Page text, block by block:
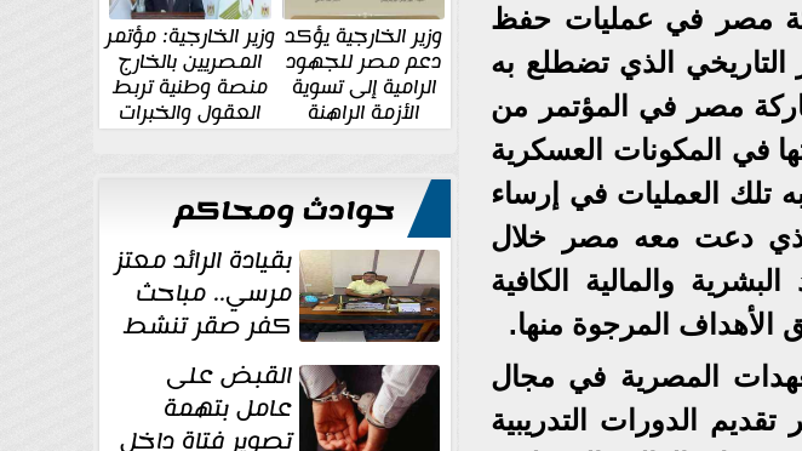
٦٥ عاماً على مشاركة مصر في عمليات حفظ
التاريخي الذي تضطلع به
مصر في المؤتمر من
في المكونات العسكرية
تلك العمليات في إرساء
الذي دعت معه مصر خلال
والمالية الكافية
الأهداف المرجوة منها.
المصرية في مجال
الدورات التدريبية
وزير الخارجية يؤكد
دعم مصر للجهود
الرامية إلى تسوية
الأزمة الراهنة
وزير الخارجية: مؤتمر
المصريين بالخارج
منصة وطنية تربط
العقول والخبرات
المصرية بالدولة
حوادث ومحاكم
بقيادة الرائد معتز
مرسي.. مباحث
كفر صقر تنشط
بقوة وتوجه
ضربات أمنية... القبض على
عامل بتهمة
تصوير فتاة داخل